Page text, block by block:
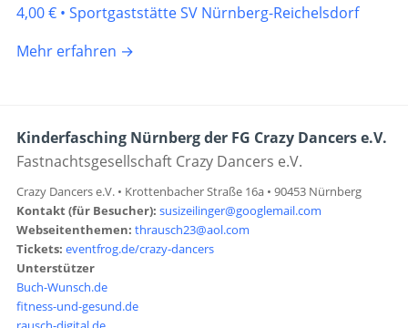
4,00 € • Sportgaststätte SV Nürnberg-Reichelsdorf
Mehr erfahren →
Kinderfasching Nürnberg der FG Crazy Dancers e.V.
Fastnachtsgesellschaft Crazy Dancers e.V.
Crazy Dancers e.V. • Krottenbacher Straße 16a • 90453 Nürnberg
Kontakt (für Besucher): susizeilinger@googlemail.com
Webseitenthemen: thrausch23@aol.com
Tickets: eventfrog.de/crazy-dancers
Unterstützer
Buch-Wunsch.de
fitness-und-gesund.de